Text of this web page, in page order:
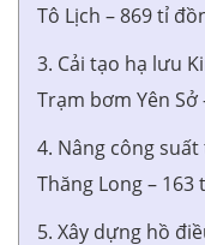
Tô Lịch – 869 tỉ
3. Cải tạo hạ lưu
Trạm bơm Yên Sở
4. Nâng công
Thăng Long – 163
5. Xây dựng hồ